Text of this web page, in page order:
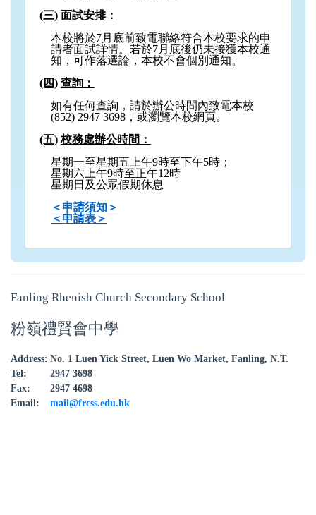
(三) 面試安排：
本校將於7月底前致電聯絡符合本校要求的申
請者面試詳情。若於7月底後仍未接獲本校通
知，可作落選論，本校不會個別通知。
(四) 查詢：
如有任何查詢，請於辦公時間內致電本校
(852) 2947 3698，或瀏覽本校網頁。
(五) 校務處辦公時間：
星期一至星期五上午9時至下午5時；
星期六上午9時至正午12時
星期日及公眾假期休息
＜申請須知＞
＜申請表＞
Fanling Rhenish Church Secondary School
粉嶺禮賢會中學
Address: No. 1 Luen Yick Street, Luen Wo Market, Fanling, N.T.
Tel:
2947 3698
Fax:
2947 4698
Email:
mail@frcss.edu.hk